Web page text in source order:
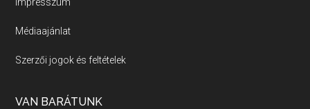
Villány, kékfrankos, Jackfall
Apr 17, 2026 • 00:35:38
Médiaajánlat
Szerzői jogok és feltételek
VAN BARÁTUNK